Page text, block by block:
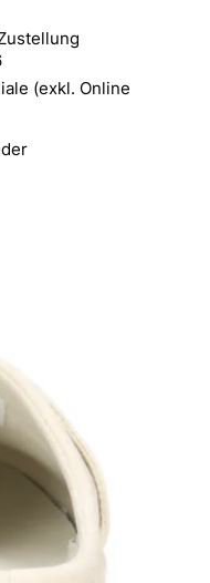
(exkl. Online